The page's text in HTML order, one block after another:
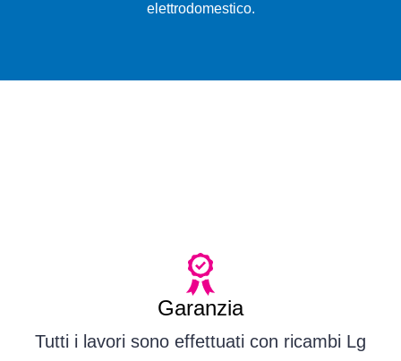
elettrodomestico.
Garanzia
Tutti i lavori sono effettuati con ricambi Lg